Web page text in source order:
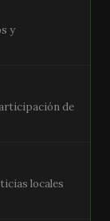
y
de
locales